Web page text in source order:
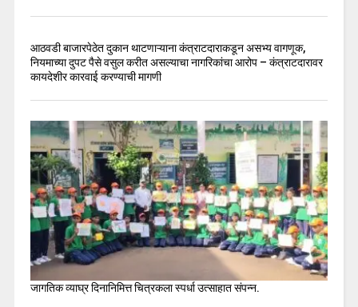
आठवडी बाजारपेठेत दुकान थाटणाऱ्याना कंत्राटदाराकडून असभ्य वागणूक,
नियमाच्या दुपट पैसे वसुल करीत असल्याचा नागरिकांचा आरोप – कंत्राटदारावर
कायदेशीर कारवाई करण्याची मागणी
जागतिक व्याघ्र दिनानिमित्त चित्रकला स्पर्धा उत्साहात संपन्न.